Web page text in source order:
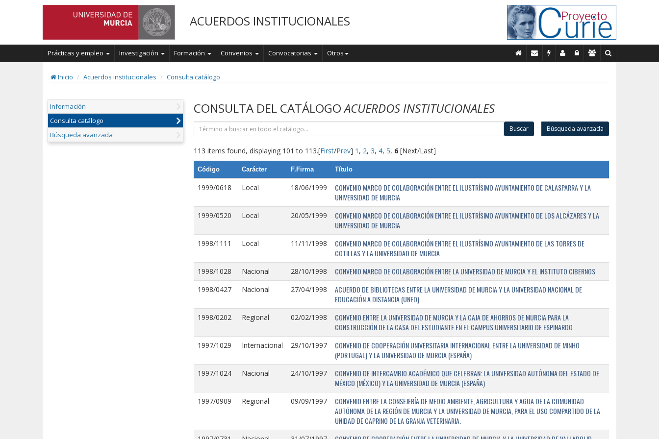
ACUERDOS INSTITUCIONALES
Prácticas y empleo Investigación Formación Convenios Convocatorias Otros
Inicio Acuerdos institucionales Consulta catálogo
Información
Consulta catálogo
Búsqueda avanzada
CONSULTA DEL CATÁLOGOACUERDOS INSTITUCIONALES
Buscar Búsqueda avanzada
113 items found, displaying 101 to 113.[First/Prev] 1 , 2, 3, 4, 5, 6[Next/Last]
Código Carácter F.Firma Título
1999/0618 Local 18/06/1999
CONVENIO MARCO DE COLABORACIÓN ENTRE EL ILUSTRÍSIMO AYUNTAMIENTO DE CALASPARRA Y LA
UNIVERSIDAD DE MURCIA
1999/0520 Local 20/05/1999
CONVENIO MARCO DE COLABORACIÓN ENTRE EL ILUSTRÍSIMO AYUNTAMIENTO DE LOS ALCÁZARES Y LA
UNIVERSIDAD DE MURCIA
1998/1111 Local 11/11/1998
CONVENIO MARCO DE COLABORACIÓN ENTRE EL ILUSTRÍSIMO AYUNTAMIENTO DE LAS TORRES DE
COTILLAS Y LA UNIVERSIDAD DE MURCIA
1998/1028 Nacional 28/10/1998 CONVENIO MARCO DE COLABORACIÓN ENTRE LA UNIVERSIDAD DE MURCIA Y EL INSTITUTO CIBERNOS
1998/0427 Nacional 27/04/1998
ACUERDO DE BIBLIOTECAS ENTRE LA UNIVERSIDAD DE MURCIA Y LA UNIVERSIDAD NACIONAL DE
EDUCACIÓN A DISTANCIA (UNED)
1998/0202 Regional 02/02/1998
CONVENIO ENTRE LA UNIVERSIDAD DE MURCIA Y LA CAJA DE AHORROS DE MURCIA PARA LA
CONSTRUCCIÓN DE LA CASA DEL ESTUDIANTE EN EL CAMPUS UNIVERSITARIO DE ESPINARDO
1997/1029 Internacional 29/10/1997
CONVENIO DE COOPERACIÓN UNIVERSITARIA INTERNACIONAL ENTRE LA UNIVERSIDAD DE MINHO
(PORTUGAL) Y LA UNIVERSIDAD DE MURCIA (ESPAÑA)
1997/1024 Nacional 24/10/1997
CONVENIO DE INTERCAMBIO ACADÉMICO QUE CELEBRAN: LA UNIVERSIDAD AUTÓNOMA DEL ESTADO DE
MÉXICO (MÉXICO) Y LA UNIVERSIDAD DE MURCIA (ESPAÑA)
1997/0909 Regional 09/09/1997
CONVENIO ENTRE LA CONSEJERÍA DE MEDIO AMBIENTE, AGRICULTURA Y AGUA DE LA COMUNIDAD
AUTÓNOMA DE LA REGIÓN DE MURCIA Y LA UNIVERSIDAD DE MURCIA, PARA EL USO COMPARTIDO DE LA
UNIDAD DE CAPRINO DE LA GRANJA VETERINARIA.